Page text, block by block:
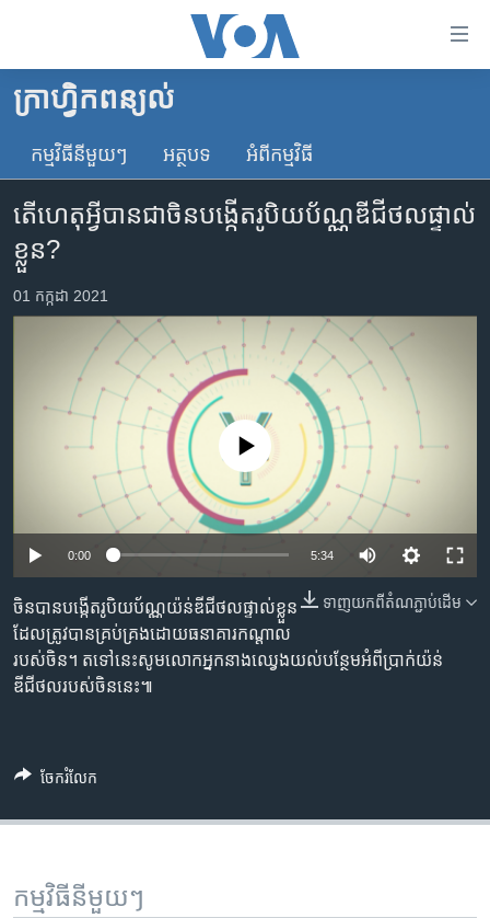
គេហទំព័រ​
ទាក់ទង
និង​
ចូល​
ទំព័រ​
រំលង​
ចូល​
ទៅ​
កាន់​
ទំព័រ​
កម្ពុជា
អន្តរជាតិ
ហេឡូវីអូអេ
កម្ពុជាច្នៃប្រតិដ្ឋ
ព្រឹត្តិការណ៍ព័ត៌មាន
ទូរទស្សន៍ / វីដេអូ​
វិទ្យុ / ផតខាសថ៍
កម្មវិធីទាំងអស់
Khmer English
ភាសា
ក្រាហ្វិកពន្យល់
កម្មវិធី​នីមួយៗ អត្ថបទ​ អំពី​កម្មវិធី​
តើ​ហេតុអ្វី​បាន​ជា​ចិន​បង្កើត​រូបិយប័ណ្ណ​ឌីជីថល​ផ្ទាល់​
ខ្លួន?
01 កក្កដា 2021
No media source currently available
0:00 5:34
ទាញ​យក​ពី​តំណភ្ជាប់​ដើម
ចិន​បាន​បង្កើត​រូបិយប័ណ្ណ​យ៉ន់​​ឌីជីថល​ផ្ទាល់​ខ្លួន
ដែល​ត្រូវបាន​គ្រប់គ្រង​ដោយ​ធនាគារ​កណ្តាល​
របស់​ចិន។ តទៅនេះ​សូម​លោក​អ្នក​នាង​ឈ្វេង​យល់​បន្ថែម​​អំពី​ប្រាក់​យ៉ន់​​
ឌីជីថល​​របស់​ចិន​នេះ៕
ចែករំលែក
កម្មវិធី​នីមួយៗ